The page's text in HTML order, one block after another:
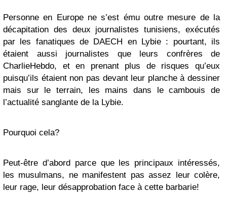
Personne en Europe ne s’est ému outre mesure de la
décapitation des deux journalistes tunisiens, exécutés
par les fanatiques de DAECH en Lybie : pourtant, ils
étaient aussi journalistes que leurs confrères de
CharlieHebdo, et en prenant plus de risques qu’eux
puisqu’ils étaient non pas devant leur planche à dessiner
mais sur le terrain, les mains dans le cambouis de
l’actualité sanglante de la Lybie.
Pourquoi cela?
Peut-être d’abord parce que les principaux intéressés,
les musulmans, ne manifestent pas assez leur colère,
leur rage, leur désapprobation face à cette barbarie!